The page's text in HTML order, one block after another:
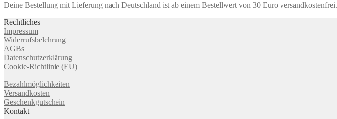
Deine Bestellung mit Lieferung nach Deutschland ist ab einem Bestellwert von 30 Euro versandkostenfrei.
Rechtliches
Impressum
Widerrufsbelehrung
AGBs
Datenschutzerklärung
Cookie-Richtlinie (EU)
Bezahlmöglichkeiten
Versandkosten
Geschenkgutschein
Kontakt